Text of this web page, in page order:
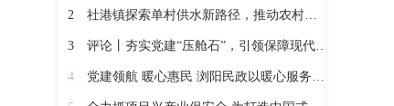
2 社港镇探索单村供水新路径，推动农村安全饮水提质升级
3 评论丨夯实党建“压舱石”，引领保障现代化建设新征程
4 党建领航 暖心惠民 浏阳民政以暖心服务书写惠民答卷